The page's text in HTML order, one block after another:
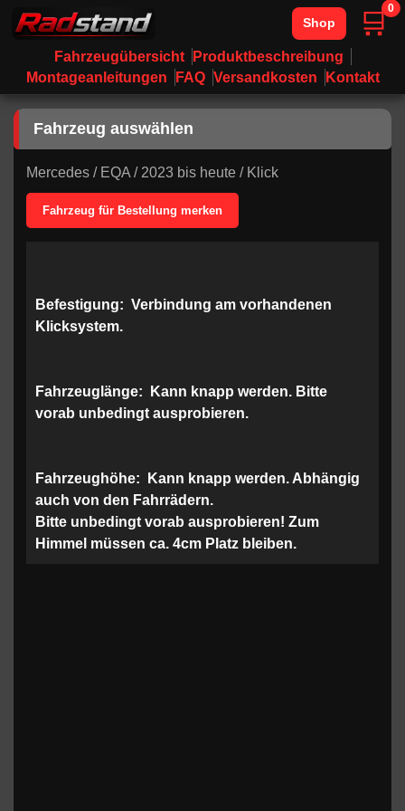
Fahrzeugübersicht
Produktbeschreibung
Montageanleitungen
FAQ Versandkosten Kontakt
Shop 🛒0
Fahrzeug auswählen
Mercedes / EQA / 2023 bis heute / Klick
Fahrzeug für Bestellung merken
Befestigung: Verbindung am vorhandenen
Klicksystem.
Fahrzeuglänge:
Kann knapp werden. Bitte
vorab unbedingt ausprobieren.
Fahrzeughöhe:
Kann knapp werden. Abhängig
auch von den Fahrrädern.
Bitte unbedingt vorab ausprobieren! Zum
Himmel müssen ca. 4cm Platz bleiben.